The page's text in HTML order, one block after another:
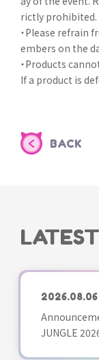
rictly prohibited.
・Please
embers on the
・Products
If a product is
BACK
2026.08.06
JUNGLE